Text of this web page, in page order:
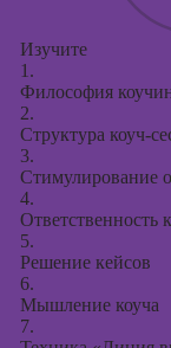
Изучите
1.
Философия
2.
Структура коуч-
3.
Стимулирование
4.
Ответственность
5.
Решение кейсов
6.
Мышление коуча
7.